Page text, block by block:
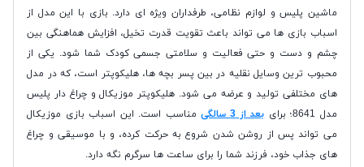
ماشین پلیس و لوازم نظامی، طرفداران ویژه ای دارد. بازی با این مدل از
اسباب بازی ها می تواند باعث تقویت قدرت تخیل، افزایش هماهنگی بین
چشم و دست و حتی فعالیت و سلامتی جسمی کودک شما شود. یکی از
محبوب ترین وسایل نقلیه در بین پسر بچه ها، هلیکوپتر است، که در مدل
های مختلفی تولید و عرضه می شود. هلیکوپتر موزیکال و چراغ دار پلیس
مدل 8641؛ برای
بعد از 3 سالگی
مناسب است. این اسباب بازی موزیکال
می تواند پس از روشن شدن شروع به حرکت کرده، و با موسیقی و چراغ
های جذاب خود، فرزند شما را برای ساعت ها سرگرم نگه دارد.